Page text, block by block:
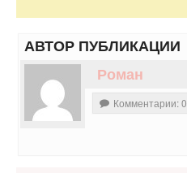
АВТОР ПУБЛИКАЦИИ
Роман
Комментарии: 0